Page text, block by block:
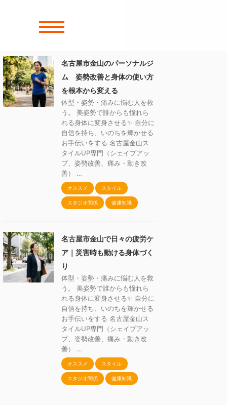
名古屋市金山のパーソナルジ
ム 姿勢改善と身体の使い方
を根本から変える
体型・姿勢・痛みに悩む人を救
う。 美姿勢で誰からも憧れら
れる身体に変身させる✨ 自分に
自信を持ち、いのちを輝かせる
お手伝いをする 名古屋金山ス
タイルUP専門（シェイプアッ
プ、姿勢改善、痛み・動き改
善） …
オススメ スタイル
スタジオ関係 健康知識
名古屋市金山で日々の疲労ケ
ア｜災害時も動ける身体づく
り
体型・姿勢・痛みに悩む人を救
う。 美姿勢で誰からも憧れら
れる身体に変身させる✨ 自分に
自信を持ち、いのちを輝かせる
お手伝いをする 名古屋金山ス
タイルUP専門（シェイプアッ
プ、姿勢改善、痛み・動き改
善） …
オススメ スタイル
スタジオ関係 健康知識